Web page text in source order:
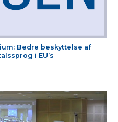
Bedre beskyttelse af
i EU’s